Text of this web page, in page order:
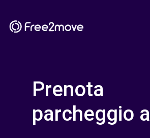
Prenota
parcheggio a